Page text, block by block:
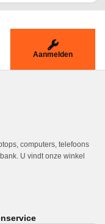
Aanmelden
computers, telefoons
U vindt onze winkel